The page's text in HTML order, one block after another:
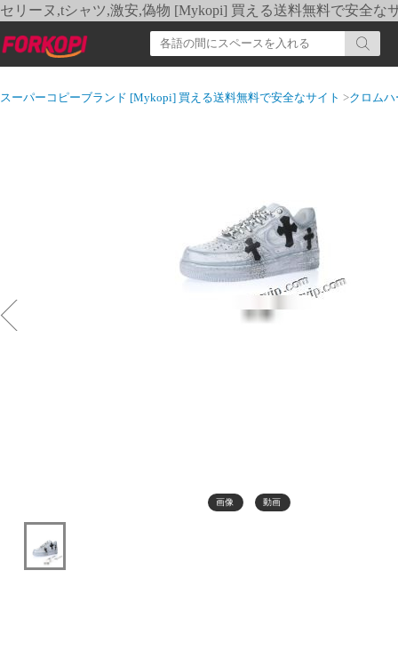
セリーヌ,tシャツ,激安,偽物 [Mykopi] 買える送料無料で安全な
スーパーコピーブランド [Mykopi] 買える送料無料で安全なサイト >クロム
画像 動画